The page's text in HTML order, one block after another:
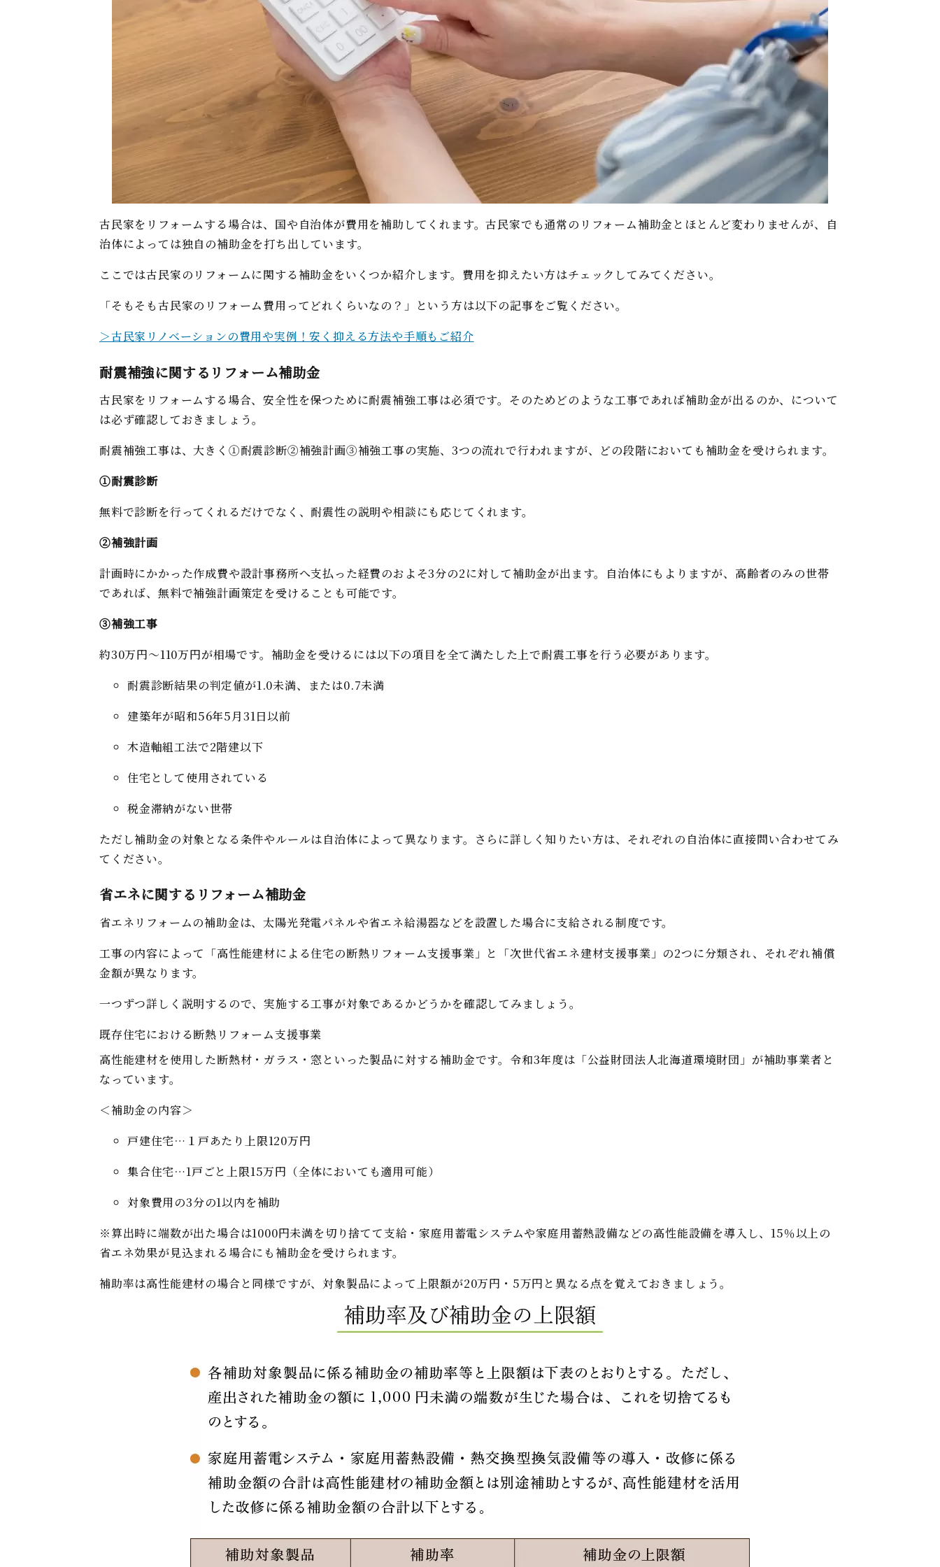
古民家をリフォームする場合は、国や自治体が費用を補助してくれます。古民家でも通常のリフォーム補助金とほとんど変わりませんが、自
治体によっては独自の補助金を打ち出しています。
ここでは古民家のリフォームに関する補助金をいくつか紹介します。費用を抑えたい方はチェックしてみてください。
「そもそも古民家のリフォーム費用ってどれくらいなの？」という方は以下の記事をご覧ください。
＞古民家リノベーションの費用や実例！安く抑える方法や手順もご紹介
耐震補強に関するリフォーム補助金
古民家をリフォームする場合、安全性を保つために耐震補強工事は必須です。そのためどのような工事であれば補助金が出るのか、について
は必ず確認しておきましょう。
耐震補強工事は、大きく①耐震診断②補強計画③補強工事の実施、3つの流れで行われますが、どの段階においても補助金を受けられます。
①耐震診断
無料で診断を行ってくれるだけでなく、耐震性の説明や相談にも応じてくれます。
②補強計画
計画時にかかった作成費や設計事務所へ支払った経費のおよそ3分の2に対して補助金が出ます。自治体にもよりますが、高齢者のみの世帯
であれば、無料で補強計画策定を受けることも可能です。
③補強工事
約30万円～110万円が相場です。 補助金を受けるには以下の項目を全て満たした上で耐震工事を行う必要があります。
耐震診断結果の判定値が1.0未満、または0.7未満
建築年が昭和56年5月31日以前
木造軸組工法で2階建以下
住宅として使用されている
税金滞納がない世帯
ただし補助金の対象となる条件やルールは自治体によって異なります。さらに詳しく知りたい方は、それぞれの自治体に直接問い合わせてみ
てください。
省エネに関するリフォーム補助金
省エネリフォームの補助金は、太陽光発電パネルや省エネ給湯器などを設置した場合に支給される制度です。
工事の内容によって「高性能建材による住宅の断熱リフォーム支援事業」と「次世代省エネ建材支援事業」の2つに分類され、それぞれ補償
金額が異なります。
一つずつ詳しく説明するので、実施する工事が対象であるかどうかを確認してみましょう。
既存住宅における断熱リフォーム支援事業
高性能建材を使用した断熱材・ガラス・窓といった製品に対する補助金です。令和3年度は「公益財団法人北海道環境財団」が補助事業者と
なっています。
＜補助金の内容＞
戸建住宅…１戸あたり上限120万円
集合住宅…1戸ごと上限15万円（全体においても適用可能）
対象費用の3分の1以内を補助
※算出時に端数が出た場合は1000円未満を切り捨てて支給・家庭用蓄電システムや家庭用蓄熱設備などの高性能設備を導入し、15％以上の
省エネ効果が見込まれる場合にも補助金を受けられます。
補助率は高性能建材の場合と同様ですが、対象製品によって上限額が20万円・5万円と異なる点を覚えておきましょう。